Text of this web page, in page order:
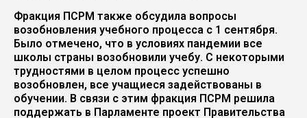
Фракция ПСРМ также обсудила вопросы
возобновления учебного процесса с 1 сентября.
Было отмечено, что в условиях пандемии все
школы страны возобновили учебу. С некоторыми
трудностями в целом процесс успешно
возобновлен, все учащиеся задействованы в
обучении. В связи с этим фракция ПСРМ решила
поддержать в Парламенте проект Правительства